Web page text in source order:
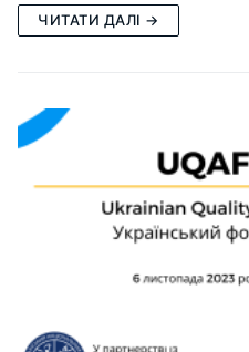
ЧИТАТИ ДАЛІ →